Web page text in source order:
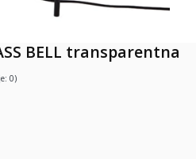
BELL transparentna
0)